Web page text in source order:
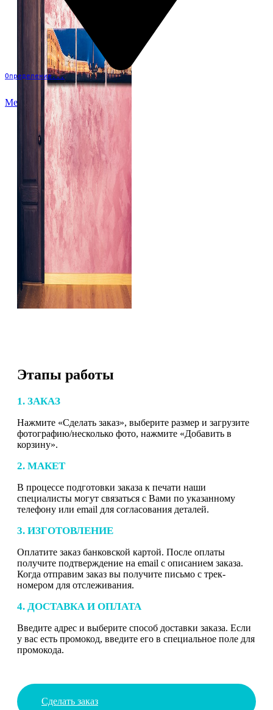
Определение...
Меню
Этапы работы
1. ЗАКАЗ
Нажмите «Сделать заказ», выберите размер и загрузите
фотографию/несколько фото, нажмите «Добавить в
корзину».
2. МАКЕТ
В процессе подготовки заказа к печати наши
специалисты могут связаться с Вами по указанному
телефону или email для согласования деталей.
3. ИЗГОТОВЛЕНИЕ
Оплатите заказ банковской картой. После оплаты
получите подтверждение на email с описанием заказа.
Когда отправим заказ вы получите письмо с трек-
номером для отслеживания.
4. ДОСТАВКА И ОПЛАТА
Введите адрес и выберите способ доставки заказа. Если
у вас есть промокод, введите его в специальное поле для
промокода.
Сделать заказ